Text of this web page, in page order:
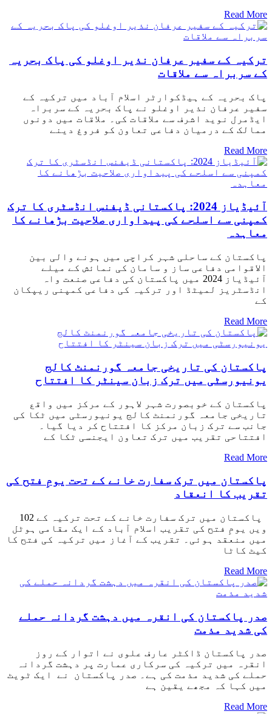
Read More
ترکیہ کے سفیر عرفان نذیر اوغلو کی پاک بحریہ
کے سربراہ سے ملاقات
پاک بحریہ کے ہیڈکوارٹر اسلام آباد میں ترکیہ کے
سفیر عرفان نذیر اوغلو نے پاک بحریہ کے سربراہ
ایڈمرل نوید اشرف سے ملاقات کی۔ ملاقات میں دونوں
ممالک کے درمیان دفاعی تعاون کو فروغ دینے
Read More
آئیڈیاز 2024: پاکستانی ڈیفنس انڈسٹری کا ترک
کمپنی سے اسلحے کی پیداواری صلاحیت بڑھانے کا
معاہدہ
پاکستان کے ساحلی شہر کراچی میں ہونے والی بین
الاقوامی دفاعی ساز و سامان کی نمائش کے میلے
آئیڈیاز 2024 میں پاکستان کی دفاعی صنعت واہ
انڈسٹریز لمیٹڈ اور ترکیہ کی دفاعی کمپنی ریپکان
کے
Read More
پاکستان کی تاریخی جامعہ گورنمنٹ کالج
یونیورسٹی میں ترک زبان سینٹر کا افتتاح
پاکستان کے خوبصورت شہر لاہور کے مرکز میں واقع
تاریخی جامعہ گورنمنٹ کالج یونیورسٹی میں ٹکا کی
جانب سے ترک زبان مرکز کا افتتاح کر دیا گیا۔
افتتاحی تقریب میں ترک تعاون ایجنسی ٹکا کے
Read More
پاکستان میں ترک سفارت خانے کے تحت یومِ فتح کی
تقریب کا انعقاد
پاکستان میں ترک سفارت خانے کے تحت ترکیہ کے 102
ویں یومِ فتح کی تقریب اسلام آباد کے ایک مقامی ہوٹل
میں منعقد ہوئی۔ تقریب کے آغاز میں ترکیہ کی فتح کا
کیٹ کاٹا
Read More
صدر پاکستان کی انقرہ میں دہشت گردانہ حملے
کی شدید مذمت
صدر پاکستان ڈاکٹر عارف علوی نے اتوار کے روز
انقرہ میں ترکیہ کی سرکاری عمارت پر دہشت گردانہ
حملے کی شدید مذمت کی ہے۔ صدر پاکستان نے ایک ٹویٹ
میں کہا کہ مجھے یقین ہے
Read More